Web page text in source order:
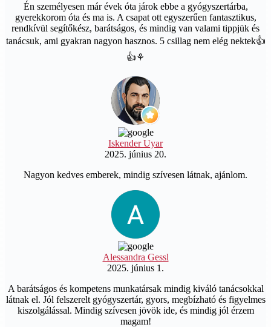
Én személyesen már évek óta járok ebbe a gyógyszertárba,
gyerekkorom óta és ma is. A csapat ott egyszerűen fantasztikus,
rendkívül segítőkész, barátságos, és mindig van valami tippjük és
tanácsuk, ami gyakran nagyon hasznos. 5 csillag nem elég nektek👍
👍⚘️
Iskender Uyar
2025. június 20.
Nagyon kedves emberek, mindig szívesen látnak, ajánlom.
Alessandra Gessl
2025. június 1.
A barátságos és kompetens munkatársak mindig kiváló tanácsokkal
látnak el. Jól felszerelt gyógyszertár, gyors, megbízható és figyelmes
kiszolgálással. Mindig szívesen jövök ide, és mindig jól érzem
magam!